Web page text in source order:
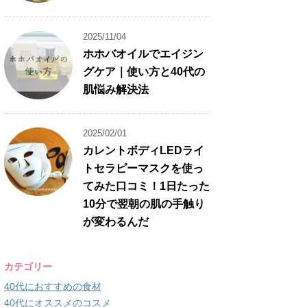
2025/11/04
ホホバオイルでエイジン
グケア｜使い方と40代の
肌悩み解決法
2025/02/01
カレントボディLEDライ
トセラピーマスクを使っ
てみた口コミ！1日たった
10分で翌朝の肌の手触り
が変わるんだ
カテゴリー
40代におすすめの食材
40代にオススメのコスメ